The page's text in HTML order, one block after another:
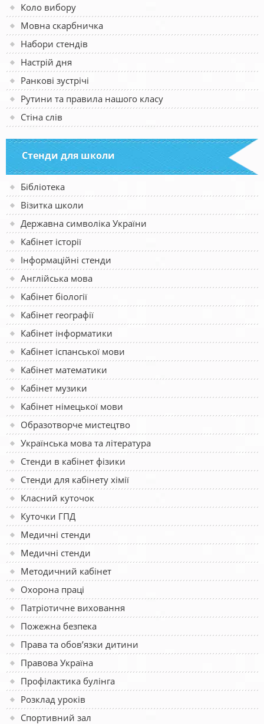
Коло вибору
Мовна скарбничка
Набори стендів
Настрій дня
Ранкові зустрічі
Рутини та правила нашого класу
Стіна слів
Стенди для школи
Бібліотека
Візитка школи
Державна символіка України
Кабінет історії
Інформаційні стенди
Англійська мова
Кабінет біології
Кабінет географії
Кабінет інформатики
Кабінет іспанської мови
Кабінет математики
Кабінет музики
Кабінет німецької мови
Образотворче мистецтво
Українська мова та література
Стенди в кабінет фізики
Стенди для кабінету хімії
Класний куточок
Куточки ГПД
Медичні стенди
Медичні стенди
Методичний кабінет
Охорона праці
Патріотичне виховання
Пожежна безпека
Права та обов’язки дитини
Правова Україна
Профілактика булінга
Розклад уроків
Спортивний зал